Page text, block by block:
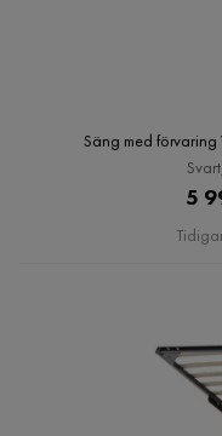
Säng med
5